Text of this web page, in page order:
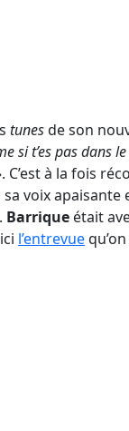
tunesde son
si t’es pas dans
C’est à la fois
voix apaisante
Barrique était
l’entrevue